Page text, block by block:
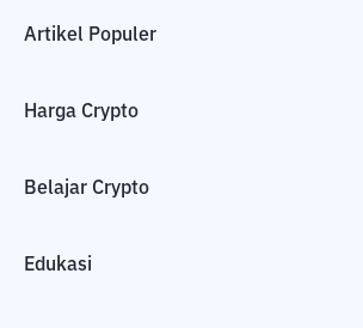
Artikel Populer
Harga Crypto
Belajar Crypto
Edukasi